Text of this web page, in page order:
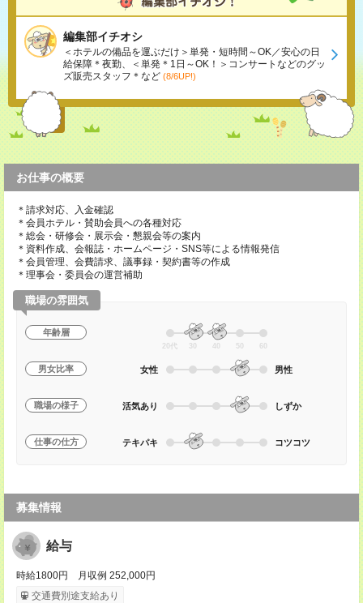
編集部イチオシ
＜ホテルの備品を運ぶだけ＞単発・短時間～OK／安心の日
給保障＊夜勤、＜単発＊1日～OK！＞コンサートなどのグッ
ズ販売スタッフ＊など (8/6UP!)
お仕事の概要
＊請求対応、入金確認
＊会員ホテル・賛助会員への各種対応
＊総会・研修会・展示会・懇親会等の案内
＊資料作成、会報誌・ホームページ・SNS等による情報発信
＊会員管理、会費請求、議事録・契約書等の作成
＊理事会・委員会の運営補助
職場の雰囲気
年齢層
20代 30 40 50 60
男女比率 女性 男性
職場の様子 活気あり しずか
仕事の仕方 テキパキ コツコツ
募集情報
給与
時給1800円 月収例 252,000円
交通費別途支給あり